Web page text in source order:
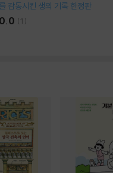
감동시킨 생의 기록 한정판
(1 )